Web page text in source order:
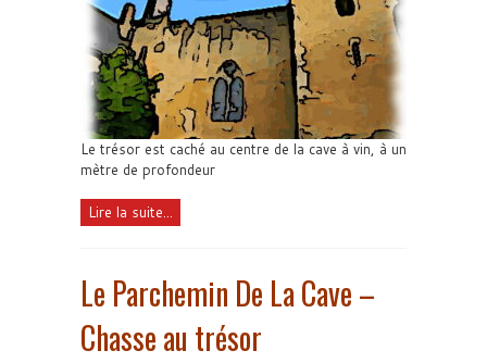
Le trésor est caché au centre de la cave à vin, à un
mètre de profondeur
Lire la suite...
Le Parchemin De La Cave –
Chasse au trésor